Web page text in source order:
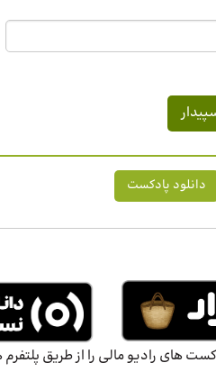
دانلود پادکست
های رادیو مالی را از طریق پلتفرم